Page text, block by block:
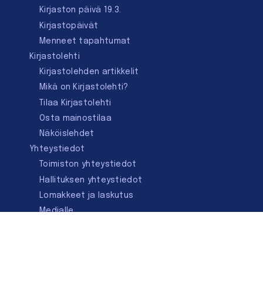
Kirjaston päivä 19.3.
Kirjastopäivät
Menneet tapahtumat
Kirjastolehti
Kirjastolehden artikkelit
Mikä on Kirjastolehti?
Tilaa Kirjastolehti
Osta mainostilaa
Näköislehdet
Yhteystiedot
Toimiston yhteystiedot
Hallituksen yhteystiedot
Lomakkeet ja laskutus
Medialle